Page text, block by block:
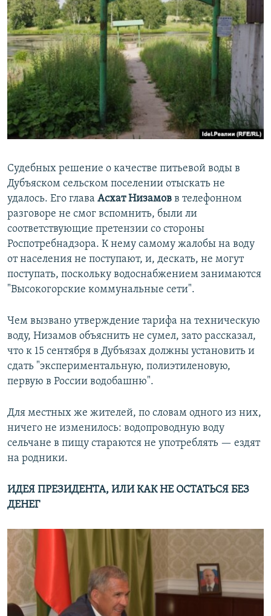
Судебных решение о качестве питьевой воды в
Дубъяском сельском поселении отыскать не
удалось. Его глава Асхат Низамов в телефонном
разговоре не смог вспомнить, были ли
соответствующие претензии со стороны
Роспотребнадзора. К нему самому жалобы на воду
от населения не поступают, и, дескать, не могут
поступать, поскольку водоснабжением занимаются
"Высокогорские коммунальные сети".
Чем вызвано утверждение тарифа на техническую
воду, Низамов объяснить не сумел, зато рассказал,
что к 15 сентября в Дубъязах должны установить и
сдать "экспериментальную, полиэтиленовую,
первую в России водобашню".
Для местных же жителей, по словам одного из них,
ничего не изменилось: водопроводную воду
сельчане в пищу стараются не употреблять — ездят
на родники.
ИДЕЯ ПРЕЗИДЕНТА, ИЛИ КАК НЕ ОСТАТЬСЯ БЕЗ
ДЕНЕГ